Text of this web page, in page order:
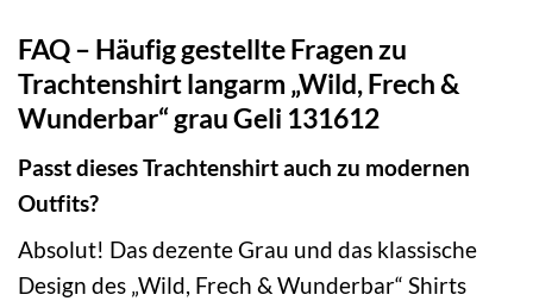
FAQ – Häufig gestellte Fragen zu
Trachtenshirt langarm „Wild, Frech &
Wunderbar“ grau Geli 131612
Passt dieses Trachtenshirt auch zu modernen
Outfits?
Absolut! Das dezente Grau und das klassische
Design des „Wild, Frech & Wunderbar“ Shirts